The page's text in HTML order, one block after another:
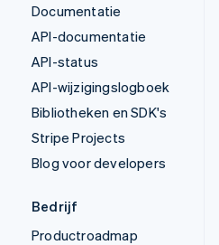
Documentatie
API-documentatie
API-status
API-wijzigingslogboek
Bibliotheken en SDK's
Stripe Projects
Blog voor developers
Bedrijf
Productroadmap